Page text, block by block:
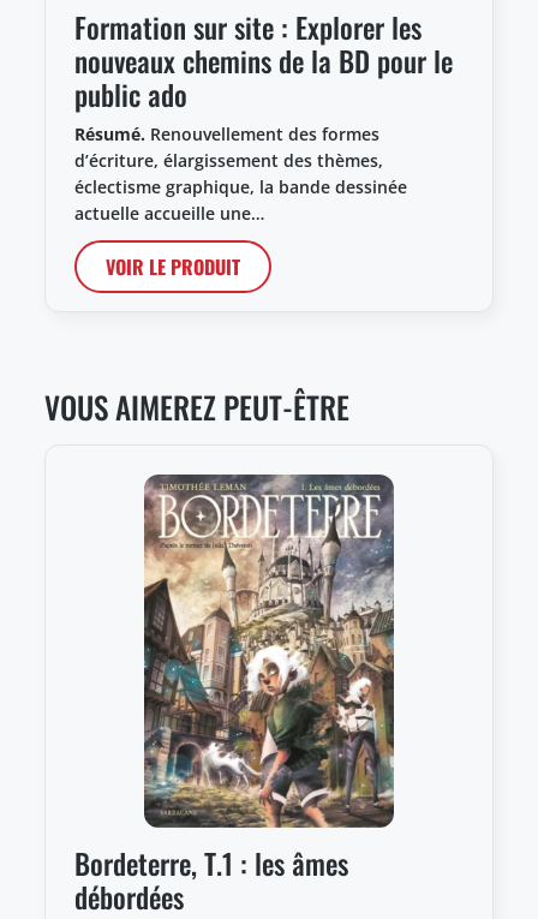
Formation sur site : Explorer les
nouveaux chemins de la BD pour le
public ado
Résumé. Renouvellement des formes
d’écriture, élargissement des thèmes,
éclectisme graphique, la bande dessinée
actuelle accueille une…
VOIR LE PRODUIT
VOUS AIMEREZ PEUT-ÊTRE
Bordeterre, T.1 : les âmes
débordées